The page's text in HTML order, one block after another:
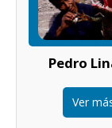
Pedro
Ver